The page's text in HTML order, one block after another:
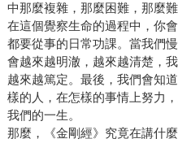
中那麼複雜，那麼困難，那麼難
在這個覺察生命的過程中，你
都要從事的日常功課。當我們
會越來越明澈，越來越清楚，
越來越篤定。最後，我們會知
樣的人，在怎樣的事情上努力
我們的一生。
那麼，《金剛經》究竟在講什